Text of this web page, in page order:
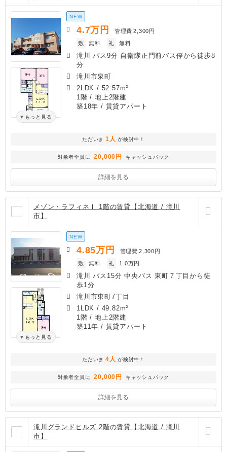
もっと見る
NEW
4.7万円 管理費 2,300円
敷
無料 礼 無料
滝川 バス9分 自衛隊正門前バス停から徒歩8
分
滝川市泉町
2LDK / 52.57m²
1階 / 地上2階建
築18年 / 賃貸アパート
ただいま 1人 が検討中！
対象者全員に 20,000円 キャッシュバック
詳細を見る
メゾン・ラフィネⅠ 1階の賃貸【北海道 / 滝川
市】
もっと見る
NEW
4.85万円 管理費 2,300円
敷
無料 礼 1.0万円
滝川 バス15分 中央バス 東町７丁目から徒
歩1分
滝川市東町7丁目
1LDK / 49.82m²
1階 / 地上2階建
築11年 / 賃貸アパート
ただいま 4人 が検討中！
対象者全員に 20,000円 キャッシュバック
詳細を見る
滝川グランドヒルズ 2階の賃貸【北海道 / 滝川
市】